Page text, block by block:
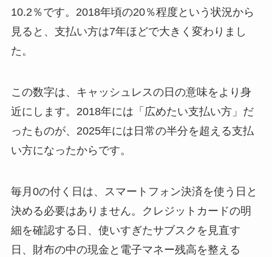
10.2％です。2018年頃の20％程度という状況から
見ると、支払い方は7年ほどで大きく変わりまし
た。
この数字は、キャッシュレスの日の意味をより身
近にします。2018年には「広めたい支払い方」だ
ったものが、2025年には日常の半分を超える支払
い方になったからです。
毎月0の付く日は、スマートフォン決済を使う日と
決める必要はありません。クレジットカードの明
細を確認する日、使いすぎたサブスクを見直す
日、財布の中の現金と電子マネー残高を整える